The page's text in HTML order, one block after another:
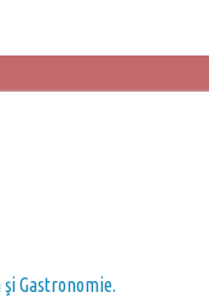
Gastronomie.